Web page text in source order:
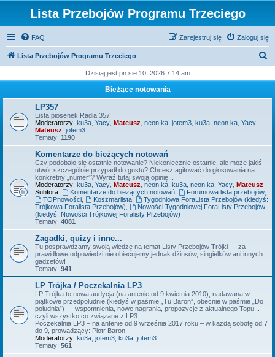
Lista Przebojów Programu Trzeciego
FAQ Zaloguj się
Zarejestruj się
Lista Przebojów Programu Trzeciego
k
Dzisiaj jest pn sie 10, 2026 7:14 am
Bieżące notowania
LP357
Lista piosenek Radia 357
Moderatorzy: ku3a Yacy Mateusz neon.ka jotem3 ku3a neon.ka Yacy
Mateusz jotem3
Tematy: 1190
Komentarze do bieżących notowań
Czy podobało się ostatnie notowanie? Niekoniecznie ostatnie, ale może jakiś
utwór szczególnie przypadł do gustu? Chcesz agitować do głosowania na
konkretny „numer”? Wyraź tutaj swoją opinię...
Moderatorzy: ku3a Yacy Mateusz neon.ka ku3a neon.ka Yacy Mateusz
Subfora:
Komentarze do bieżących notowań, Forumowa lista przebojów,
TOPnowości, Koszmarlista,
Tygodniowa ForaLista Przebojów (kiedyś:
Trójkowa Foralista Przebojów)
Nowości Tygodniowej ForaListy Przebojów
(kiedyś: Nowości Trójkowej Foralisty Przebojów)
Tematy: 4081
Zagadki, quizy i inne...
Tu posprawdzamy swoją wiedzę na temat Listy Przebojów Trójki — za
prawidłowe odpowiedzi nie obiecujemy jednak dżinsów, singielków ani innych
gadżetów!
Tematy: 941
LP Trójka / Poczekalnia LP3
LP Trójka to nowa audycja (na antenie od 9 kwietnia 2010), nadawana w
piątkowe przedpołudnie (kiedyś w paśmie „Tu Baron”, obecnie w paśmie „Do
południa”) — wspomnienia, nowe nagrania, propozycje z aktualnego Topu...
czyli wszystko co związane z LP3.
Poczekalnia LP3 – na antenie od 9 września 2017 roku – w każdą sobotę od 7
do 9, prowadzący: Piotr Baron
Moderatorzy: ku3a jotem3 ku3a jotem3
Tematy: 561